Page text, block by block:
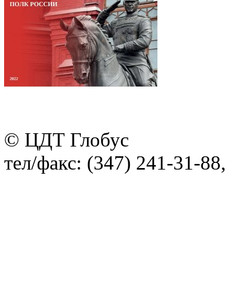
© ЦДТ Глобус
тел/факс: (347) 241-31-